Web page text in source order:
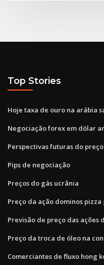
Top Stories
Hoje taxa de ouro na arábia
Negociação forex em dólar
Perspectivas futuras do
Pips de negociação
Preços do gás ucrânia
Preço da ação dominos pizza
Previsão de preço das ações
Preço da troca de óleo na
Comerciantes de fluxo hong